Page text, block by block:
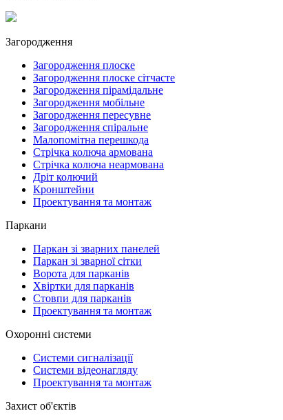
Загородження
Загородження плоске
Загородження плоске сітчасте
Загородження пірамідальне
Загородження мобільне
Загородження пересувне
Загородження спіральне
Малопомітна перешкода
Стрічка колюча армована
Стрічка колюча неармована
Дріт колючий
Кронштейни
Проектування та монтаж
Паркани
Паркан зі зварних панелей
Паркан зі зварної сітки
Ворота для парканів
Хвіртки для парканів
Стовпи для парканів
Проектування та монтаж
Охоронні системи
Системи сигналізації
Системи відеонагляду
Проектування та монтаж
Захист об'єктів